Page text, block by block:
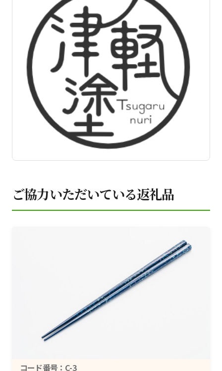
ご協力いただいている返礼品
コード番号：C-3